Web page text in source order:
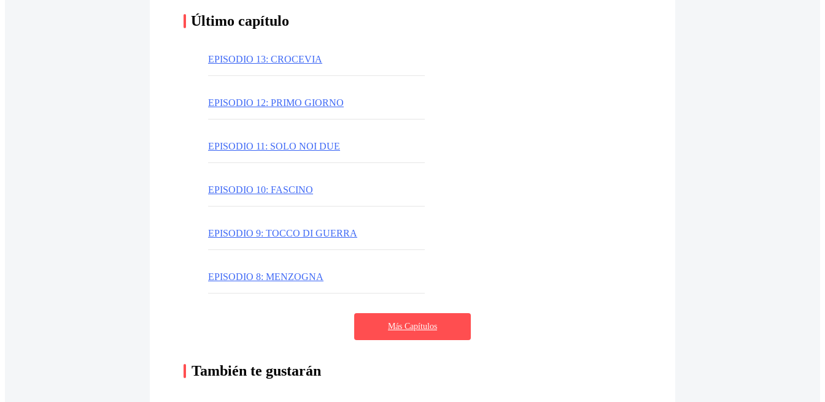
Último capítulo
EPISODIO 13: CROCEVIA
EPISODIO 12: PRIMO GIORNO
EPISODIO 11: SOLO NOI DUE
EPISODIO 10: FASCINO
EPISODIO 9: TOCCO DI GUERRA
EPISODIO 8: MENZOGNA
Más Capítulos
También te gustarán